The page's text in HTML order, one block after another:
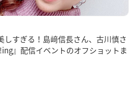
しすぎる！島﨑信長さん、古川慎さ
』配信イベントのオフショットま